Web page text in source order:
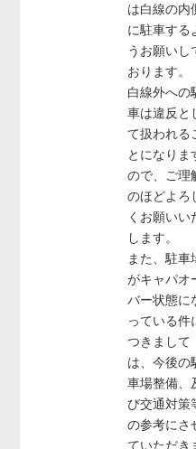
は白線の内
に駐車する
うお願いし
おります。
白線外への
車は違反と
て扱われる
とになりま
ので、ご理
のほどよろ
くお願いい
します。
また、駐車
がキャパオ
バー状態に
っている件
つきまして
は、今後の
車場整備、
び交通対策
の参考にさ
ていただき